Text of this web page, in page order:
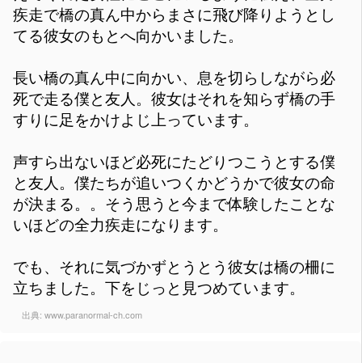
疾走で橋の真ん中からまさに飛び降りようとし
てる彼女のもとへ向かいました。
長い橋の真ん中に向かい、息を切らしながら必
死で走る僕と友人。彼女はそれを知らず橋の手
すりに足をかけよじ上っています。
声すら出ないほど必死にたどりつこうとする僕
と友人。僕たちが追いつくかどうかで彼女の命
が決まる。。そう思うと今まで体験したことな
いほどの全力疾走になります。
でも、それに気づかずとうとう彼女は橋の柵に
立ちました。下をじっと見つめています。
出典: www.paranormal-ch.com